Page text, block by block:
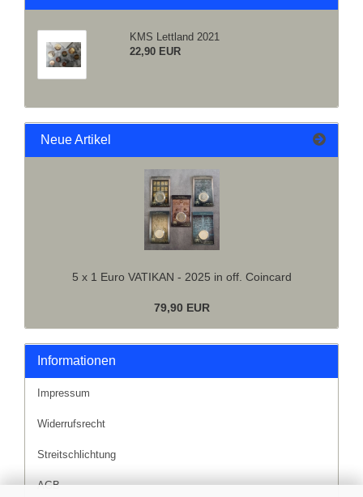
KMS Lettland 2021
22,90 EUR
Neue Artikel
5 x 1 Euro VATIKAN - 2025 in off. Coincard
79,90 EUR
Informationen
Impressum
Widerrufsrecht
Streitschlichtung
AGB